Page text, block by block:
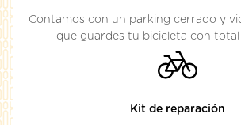
Contamos con un parking cerrado y
que guardes tu bicicleta con total
Kit de reparación